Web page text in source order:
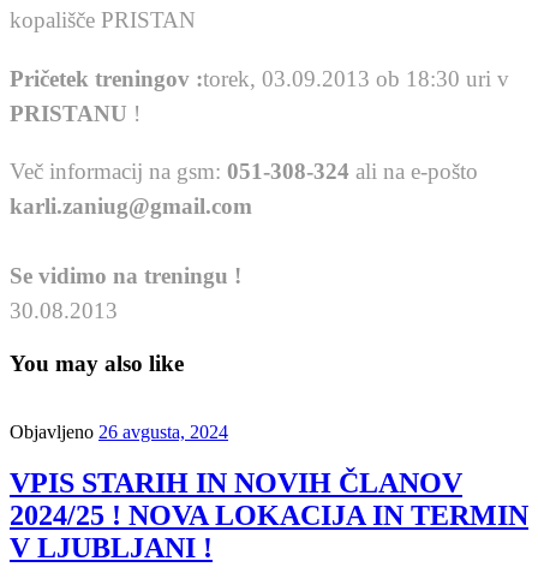
kopališče PRISTAN
Pričetek treningov :torek, 03.09.2013 ob 18:30 uri v
PRISTANU !
Več informacij na gsm: 051-308-324 ali na e-pošto
karli.zaniug@gmail.com
Se vidimo na treningu !
30.08.2013
You may also like
Objavljeno 26 avgusta, 2024
VPIS STARIH IN NOVIH ČLANOV
2024/25 ! NOVA LOKACIJA IN TERMIN
V LJUBLJANI !